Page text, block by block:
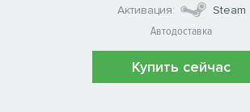
Активация:
Steam
Автодоставка
Купить сейчас